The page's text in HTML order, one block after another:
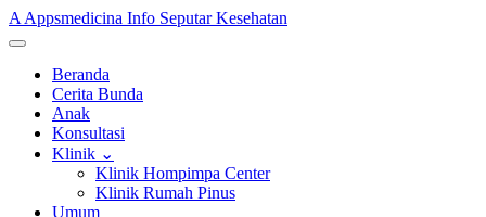
A Appsmedicina Info Seputar Kesehatan
Beranda
Cerita Bunda
Anak
Konsultasi
Klinik ⌄
Klinik Hompimpa Center
Klinik Rumah Pinus
Umum